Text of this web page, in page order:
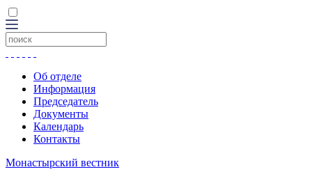
Об отделе
Информация
Председатель
Документы
Календарь
Контакты
Монастырский вестник